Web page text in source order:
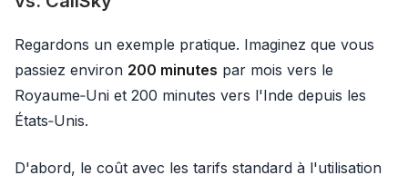
Regardons un exemple pratique. Imaginez que vous
passiez environ 200 minutes par mois vers le
Royaume‑Uni et 200 minutes vers l'Inde depuis les
États‑Unis.
D'abord, le coût avec les tarifs standard à l'utilisation